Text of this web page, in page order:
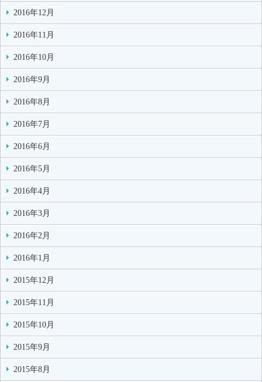
2016年12月
2016年11月
2016年10月
2016年9月
2016年8月
2016年7月
2016年6月
2016年5月
2016年4月
2016年3月
2016年2月
2016年1月
2015年12月
2015年11月
2015年10月
2015年9月
2015年8月